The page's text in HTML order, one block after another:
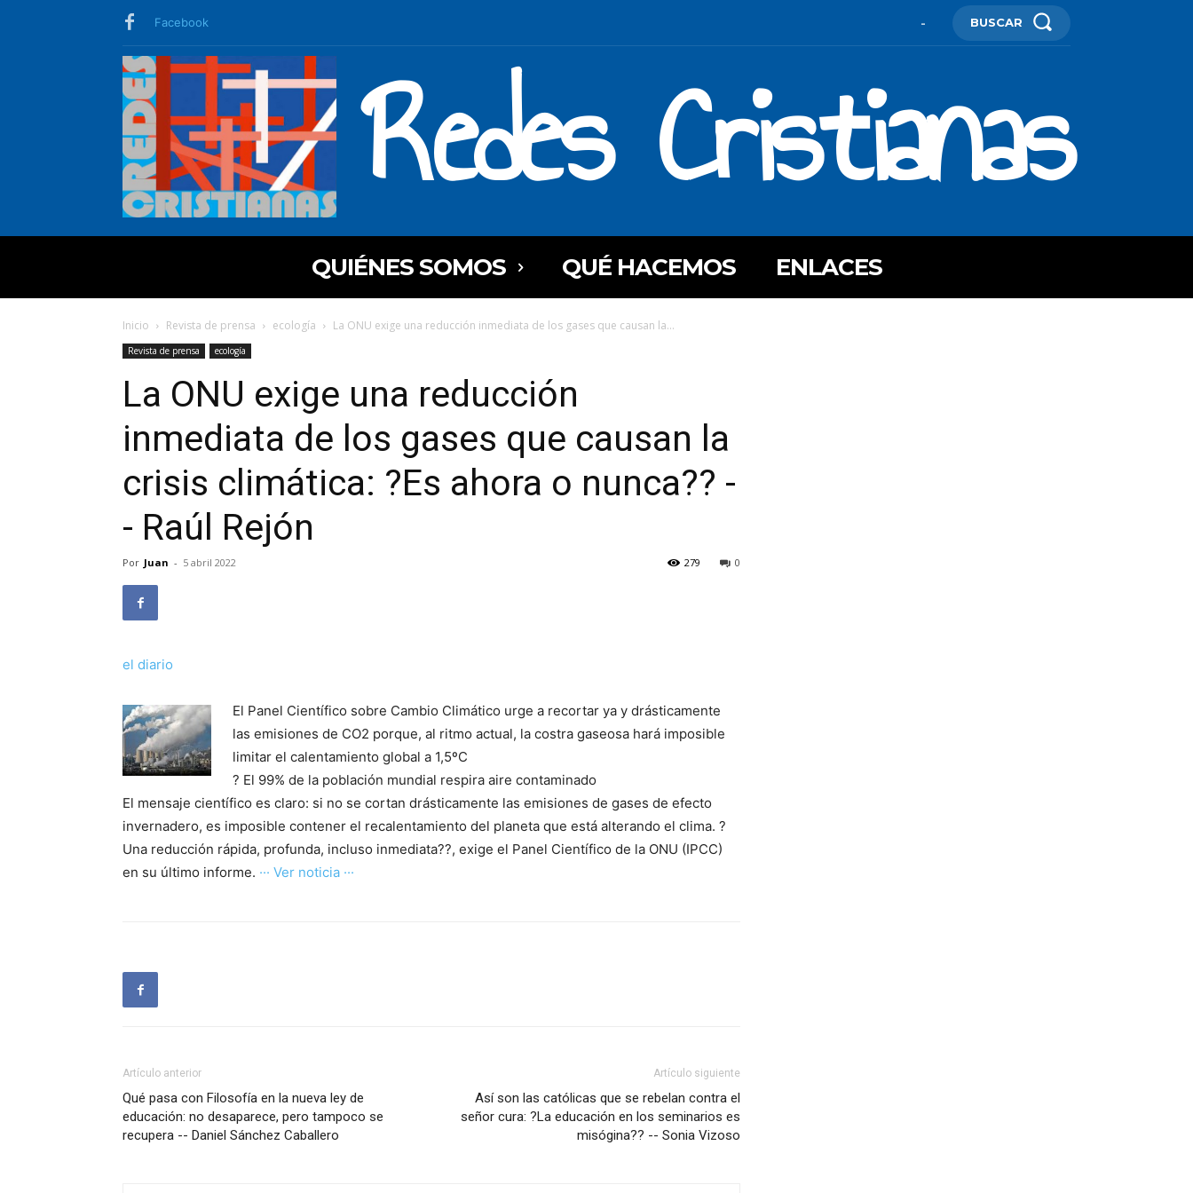
Facebook - BUSCAR
Redes Cristianas
QUIÉNES SOMOS QUÉ HACEMOS ENLACES
Inicio Revista de prensa ecología La ONU exige una reducción inmediata de los gases que causan la...
Revista de prensa ecología
La ONU exige una reducción
inmediata de los gases que causan la
crisis climática: ?Es ahora o nunca?? -
- Raúl Rejón
Por Juan - 5 abril 2022 0
279
el diario
El Panel Científico sobre Cambio Climático urge a recortar ya y drásticamente
las emisiones de CO2 porque, al ritmo actual, la costra gaseosa hará imposible
limitar el calentamiento global a 1,5ºC
? El 99% de la población mundial respira aire contaminado
El mensaje científico es claro: si no se cortan drásticamente las emisiones de gases de efecto
invernadero, es imposible contener el recalentamiento del planeta que está alterando el clima. ?
Una reducción rápida, profunda, incluso inmediata??, exige el Panel Científico de la ONU (IPCC)
en su último informe. ··· Ver noticia ···
Artículo anterior
Qué pasa con Filosofía en la nueva ley de
educación: no desaparece, pero tampoco se
recupera -- Daniel Sánchez Caballero
Artículo siguiente
Así son las católicas que se rebelan contra el
señor cura: ?La educación en los seminarios es
misógina?? -- Sonia Vizoso